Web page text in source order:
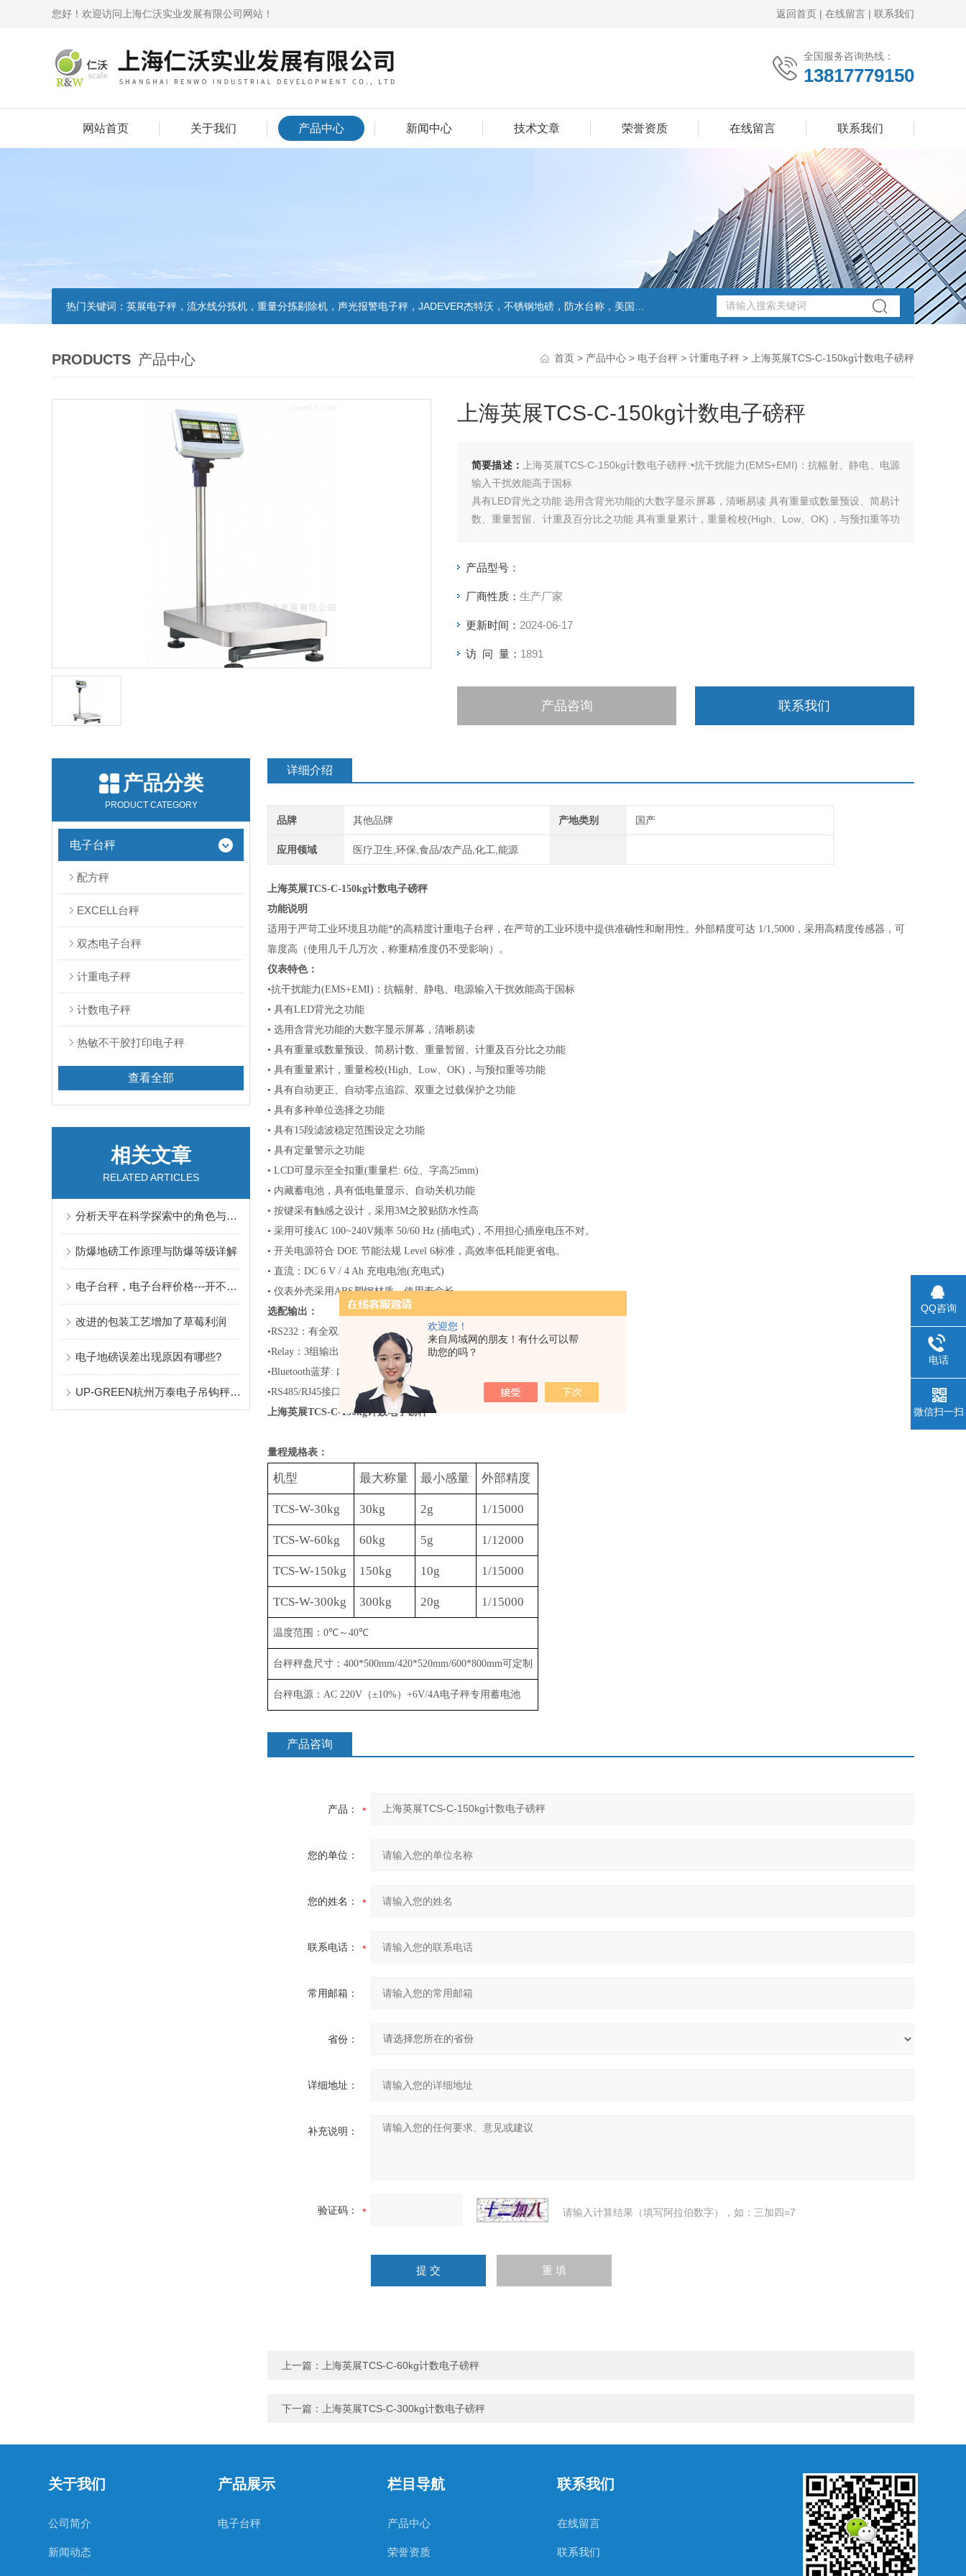
欢迎您！
来自局域网的朋友！有什么可以帮
助您的吗？
您好！欢迎访问上海仁沃实业发展有限公司网站！ 返回首页 | 在线留言 | 联系我们
全国服务咨询热线：
13817779150
网站首页 关于我们 产品中心 新闻中心 技术文章 荣誉资质 在线留言 联系我们
热门关键词： 英展电子秤，流水线分拣机，重量分拣剔除机，声光报警电子秤，JADEVER杰特沃，不锈钢地磅，防水台称，美国双杰天平，报警电子称
PRODUCTS 产品中心 首页 > 产品中心 > 电子台秤 > 计重电子秤 > 上海英展TCS-C-150kg计数电子磅秤
上海英展TCS-C-150kg计数电子磅秤
简要描述：
上海英展TCS-C-150kg计数电子磅秤:•抗干扰能力(EMS+EMI)：抗幅射、静电、电源
输入干扰效能高于国标
具有LED背光之功能 选用含背光功能的大数字显示屏幕，清晰易读 具有重量或数量预设、简易计
数、重量暂留、计重及百分比之功能 具有重量累计，重量检校(High、Low、OK)，与预扣重等功
产品型号：
厂商性质： 生产厂家
更新时间： 2024-06-17
访 问 量： 1891
产品咨询 联系我们
产品分类
PRODUCT CATEGORY
电子台秤
配方秤
EXCELL台秤
双杰电子台秤
计重电子秤
计数电子秤
热敏不干胶打印电子秤
查看全部
相关文章
RELATED ARTICLES
分析天平在科学探索中的角色与影响
防爆地磅工作原理与防爆等级详解
电子台秤，电子台秤价格---开不了机有几种情况
改进的包装工艺增加了草莓利润
电子地磅误差出现原因有哪些?
UP-GREEN杭州万泰电子吊钩秤标定方法
详细介绍
品牌 其他品牌 产地类别 国产
应用领域 医疗卫生,环保,食品/农产品,化工,能源
上海英展TCS-C-150kg计数电子磅秤
功能说明
适用于严苛工业环境且功能*的高精度计重电子台秤，在严苛的工业环境中提供准确性和耐用性。外部精度可达 1/1,5000，采用高精度传感器，可
靠度高（使用几千几万次，称重精准度仍不受影响）。
仪表特色：
•抗干扰能力(EMS+EMI)：抗幅射、静电、电源输入干扰效能高于国标
• 具有LED背光之功能
• 选用含背光功能的大数字显示屏幕，清晰易读
• 具有重量或数量预设、简易计数、重量暂留、计重及百分比之功能
• 具有重量累计，重量检校(High、Low、OK)，与预扣重等功能
• 具有自动更正、自动零点追踪、双重之过载保护之功能
• 具有多种单位选择之功能
• 具有15段滤波稳定范围设定之功能
• 具有定量警示之功能
• LCD可显示至全扣重(重量栏: 6位、字高25mm)
• 内藏蓄电池，具有低电量显示、自动关机功能
• 按键采有触感之设计，采用3M之胶贴防水性高
• 采用可接AC 100~240V频率 50/60 Hz (插电式)，不用担心插座电压不对。
• 开关电源符合 DOE 节能法规 Level 6标准，高效率低耗能更省电。
• 直流： DC 6 V / 4 Ah 充电电池(充电式)
• 仪表外壳采用ABS塑钢材质，使用寿命长
选配输出：
•RS232：有全双工功能,可轻易读取秤的数据或做简单的数据打印
•Relay：3组输出界面
•Bluetooth蓝芽: 内置天线10m,外置天线60m
•RS485/RJ45接口
上海英展TCS-C-150kg计数电子磅秤
量程规格表：
机型 最大称量 最小感量 外部精度
TCS-W-30kg 30kg 2g 1/15000
TCS-W-60kg 60kg 5g 1/12000
TCS-W-150kg 150kg 10g 1/15000
TCS-W-300kg 300kg 20g 1/15000
温度范围： 0℃ ～ 40℃
台秤秤盘尺寸： 400*500mm/420*520mm/600*800mm可定制
台秤电源： AC 220V （±10%） +6V/4A电子秤专用蓄电池
产品咨询
产品：
您的单位：
您的姓名：
联系电话：
常用邮箱：
省份：
详细地址：
补充说明：
验证码： 请输入计算结果（填写阿拉伯数字），如：三加四=7
上一篇： 上海英展TCS-C-60kg计数电子磅秤
下一篇： 上海英展TCS-C-300kg计数电子磅秤
关于我们
公司简介
新闻动态
产品展示
电子台秤
栏目导航
产品中心
荣誉资质
联系我们
在线留言
联系我们
QQ咨询
电话
微信扫一扫